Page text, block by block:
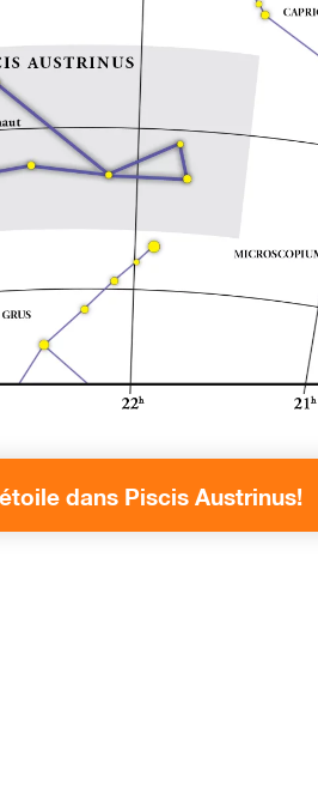
dans Piscis Austrinus!